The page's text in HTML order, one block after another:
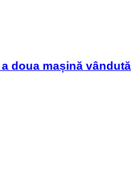
doua mașină vândută